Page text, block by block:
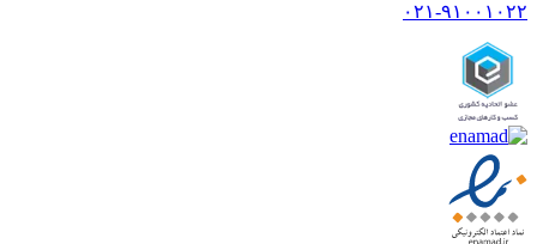
۰۲۱-۹۱۰۰۱۰۲۲